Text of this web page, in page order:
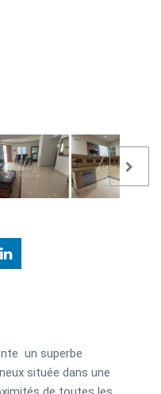
un superbe
située dans une